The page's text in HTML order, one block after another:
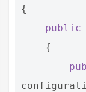
{
public
{